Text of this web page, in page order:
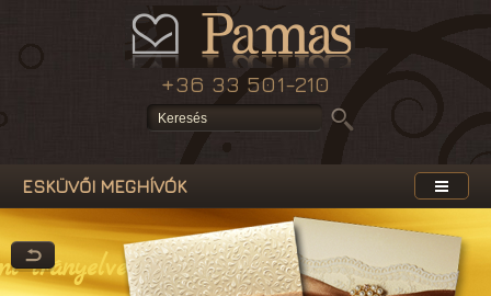
irányelvek (GDPR)
+36 33 501-210
ESKÜVŐI MEGHÍVÓK